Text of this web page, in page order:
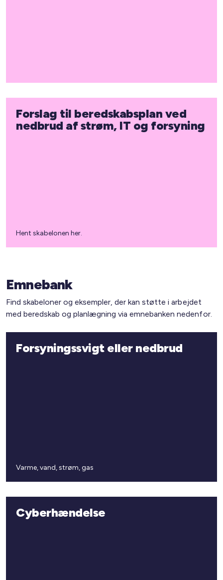
Forslag til beredskabsplan ved
nedbrud af strøm, IT og forsyning
Hent skabelonen her.
Emnebank
Find skabeloner og eksempler, der kan støtte i arbejdet
med beredskab og planlægning via emnebanken nedenfor.
Forsyningssvigt eller nedbrud
Varme, vand, strøm, gas
Cyberhændelse